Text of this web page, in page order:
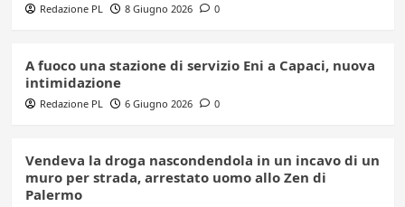
Redazione PL 8 Giugno 2026 0
A fuoco una stazione di servizio Eni a Capaci, nuova
intimidazione
Redazione PL 6 Giugno 2026 0
Vendeva la droga nascondendola in un incavo di un
muro per strada, arrestato uomo allo Zen di
Palermo